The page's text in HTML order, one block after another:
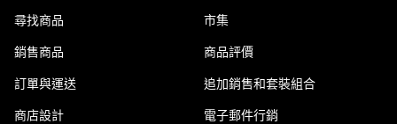
尋找商品
銷售商品
訂單與運送
商店設計
市集
商品評價
追加銷售和套裝組合
電子郵件行銷